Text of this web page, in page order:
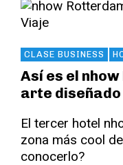
CLASE BUSINESS
Así es el
arte diseñado
El tercer hotel
zona más cool
conocerlo?